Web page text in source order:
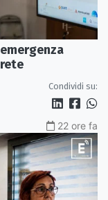
Condividi su:
22 ore fa